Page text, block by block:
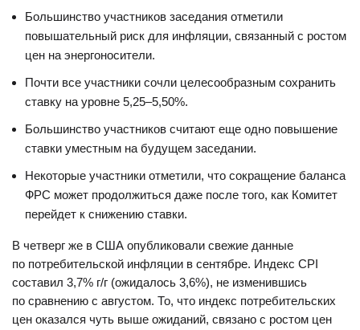
Большинство участников заседания отметили
повышательный риск для инфляции, связанный с ростом
цен на энергоносители.
Почти все участники сочли целесообразным сохранить
ставку на уровне 5,25–5,50%.
Большинство участников считают еще одно повышение
ставки уместным на будущем заседании.
Некоторые участники отметили, что сокращение баланса
ФРС может продолжиться даже после того, как Комитет
перейдет к снижению ставки.
В четверг же в США опубликовали свежие данные
по потребительской инфляции в сентябре. Индекс CPI
составил 3,7% г/г (ожидалось 3,6%), не изменившись
по сравнению с августом. То, что индекс потребительских
цен оказался чуть выше ожиданий, связано с ростом цен